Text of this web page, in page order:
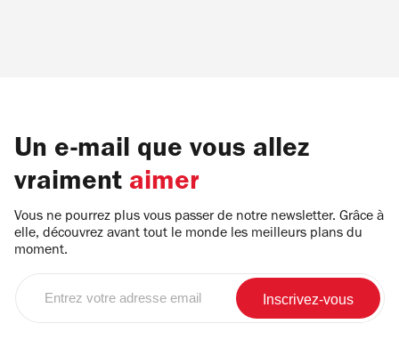
Un e-mail que vous allez
vraiment aimer
Vous ne pourrez plus vous passer de notre newsletter. Grâce à
elle, découvrez avant tout le monde les meilleurs plans du
moment.